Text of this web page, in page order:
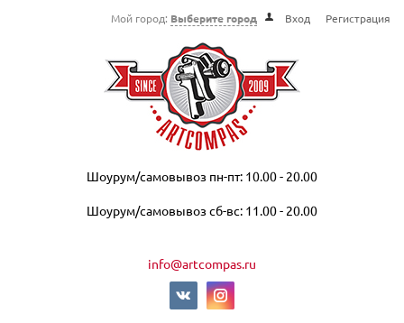
Мой город: Выберите город Вход Регистрация
Шоурум/самовывоз пн-пт: 10.00 - 20.00
Шоурум/самовывоз сб-вс: 11.00 - 20.00
info@artcompas.ru